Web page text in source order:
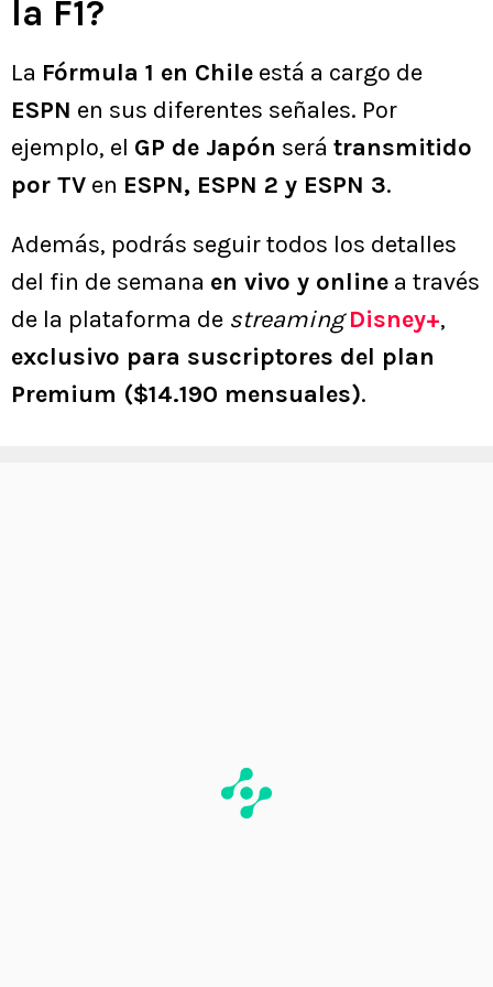
la F1?
La Fórmula 1 en Chile está a cargo de
ESPN en sus diferentes señales. Por
ejemplo, el GP de Japón será transmitido
por TV en ESPN, ESPN 2 y ESPN 3.
Además, podrás seguir todos los detalles
del fin de semana en vivo y online a través
de la plataforma de streamingDisney+,
exclusivo para suscriptores del plan
Premium ($14.190 mensuales).